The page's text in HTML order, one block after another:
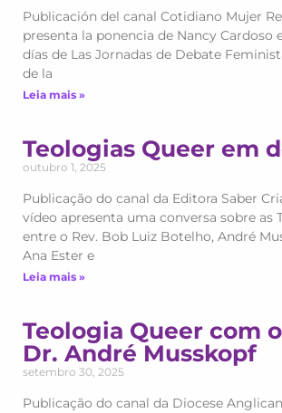
Publicación del canal Cotidiano Mujer
presenta la ponencia de Nancy Cardoso
días de Las Jornadas de Debate
de la
Leia mais »
Teologias Queer em
outubro 1, 2025
Publicação do canal da Editora Saber
vídeo apresenta uma conversa sobre as
entre o Rev. Bob Luiz Botelho, André
Ana Ester e
Leia mais »
Teologia Queer com
Dr. André Musskopf
setembro 30, 2025
Publicação do canal da Diocese